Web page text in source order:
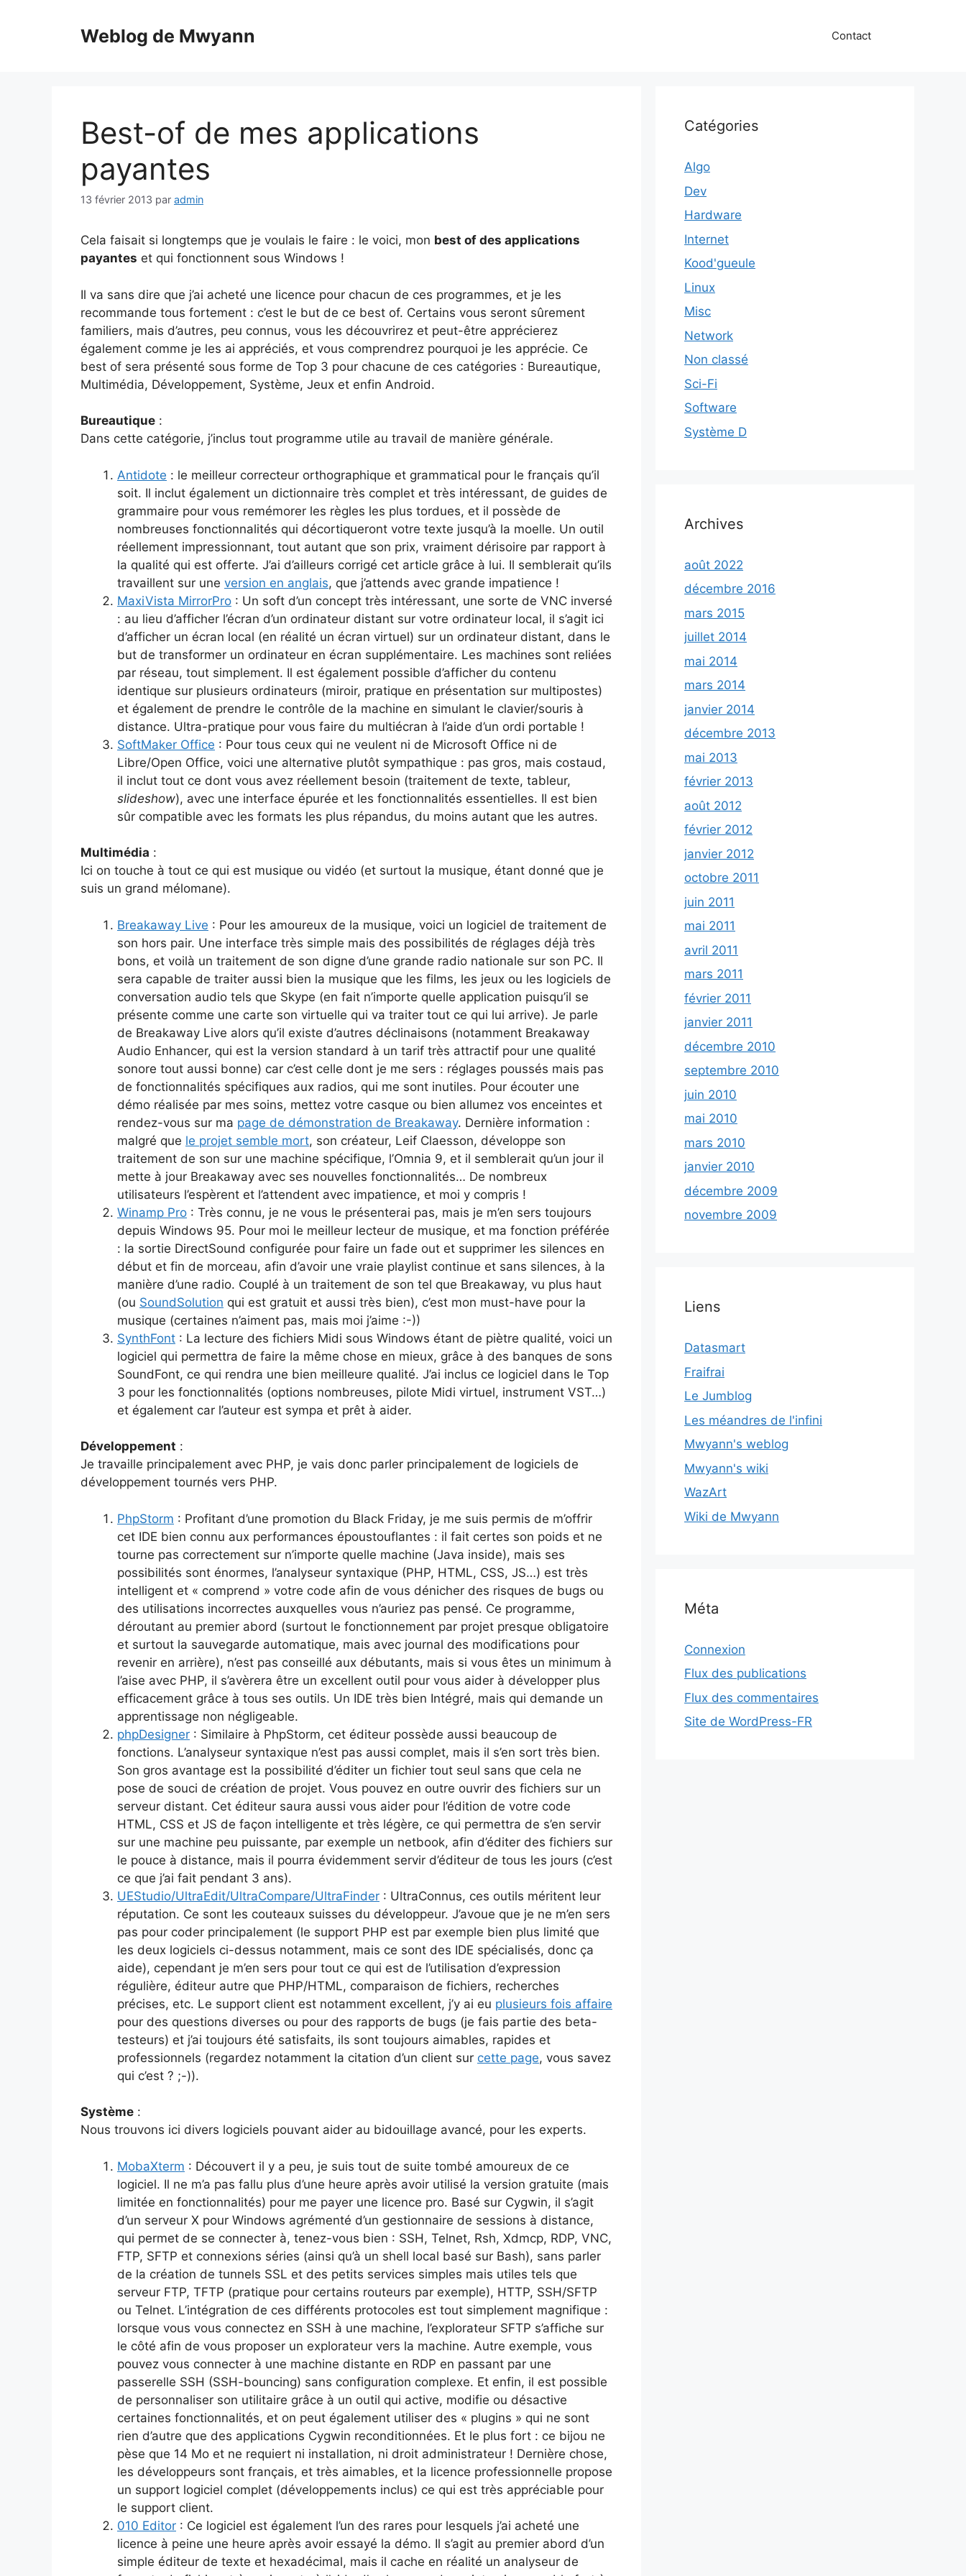
Weblog de Mwyann Contact
Best-of de mes applications
payantes
13 février 2013 par admin
Cela faisait si longtemps que je voulais le faire : le voici, mon best of des applications
payantes et qui fonctionnent sous Windows !
Il va sans dire que j’ai acheté une licence pour chacun de ces programmes, et je les
recommande tous fortement : c’est le but de ce best of. Certains vous seront sûrement
familiers, mais d’autres, peu connus, vous les découvrirez et peut-être apprécierez
également comme je les ai appréciés, et vous comprendrez pourquoi je les apprécie. Ce
best of sera présenté sous forme de Top 3 pour chacune de ces catégories : Bureautique,
Multimédia, Développement, Système, Jeux et enfin Android.
Bureautique :
Dans cette catégorie, j’inclus tout programme utile au travail de manière générale.
Antidote : le meilleur correcteur orthographique et grammatical pour le français qu’il
soit. Il inclut également un dictionnaire très complet et très intéressant, de guides de
grammaire pour vous remémorer les règles les plus tordues, et il possède de
nombreuses fonctionnalités qui décortiqueront votre texte jusqu’à la moelle. Un outil
réellement impressionnant, tout autant que son prix, vraiment dérisoire par rapport à
la qualité qui est offerte. J’ai d’ailleurs corrigé cet article grâce à lui. Il semblerait qu’ils
travaillent sur une version en anglais, que j’attends avec grande impatience !
MaxiVista MirrorPro : Un soft d’un concept très intéressant, une sorte de VNC inversé
: au lieu d’afficher l’écran d’un ordinateur distant sur votre ordinateur local, il s’agit ici
d’afficher un écran local (en réalité un écran virtuel) sur un ordinateur distant, dans le
but de transformer un ordinateur en écran supplémentaire. Les machines sont reliées
par réseau, tout simplement. Il est également possible d’afficher du contenu
identique sur plusieurs ordinateurs (miroir, pratique en présentation sur multipostes)
et également de prendre le contrôle de la machine en simulant le clavier/souris à
distance. Ultra-pratique pour vous faire du multiécran à l’aide d’un ordi portable !
SoftMaker Office : Pour tous ceux qui ne veulent ni de Microsoft Office ni de
Libre/Open Office, voici une alternative plutôt sympathique : pas gros, mais costaud,
il inclut tout ce dont vous avez réellement besoin (traitement de texte, tableur,
slideshow), avec une interface épurée et les fonctionnalités essentielles. Il est bien
sûr compatible avec les formats les plus répandus, du moins autant que les autres.
Multimédia :
Ici on touche à tout ce qui est musique ou vidéo (et surtout la musique, étant donné que je
suis un grand mélomane).
Breakaway Live : Pour les amoureux de la musique, voici un logiciel de traitement de
son hors pair. Une interface très simple mais des possibilités de réglages déjà très
bons, et voilà un traitement de son digne d’une grande radio nationale sur son PC. Il
sera capable de traiter aussi bien la musique que les films, les jeux ou les logiciels de
conversation audio tels que Skype (en fait n’importe quelle application puisqu’il se
présente comme une carte son virtuelle qui va traiter tout ce qui lui arrive). Je parle
de Breakaway Live alors qu’il existe d’autres déclinaisons (notamment Breakaway
Audio Enhancer, qui est la version standard à un tarif très attractif pour une qualité
sonore tout aussi bonne) car c’est celle dont je me sers : réglages poussés mais pas
de fonctionnalités spécifiques aux radios, qui me sont inutiles. Pour écouter une
démo réalisée par mes soins, mettez votre casque ou bien allumez vos enceintes et
rendez-vous sur ma page de démonstration de Breakaway. Dernière information :
malgré que le projet semble mort, son créateur, Leif Claesson, développe son
traitement de son sur une machine spécifique, l’Omnia 9, et il semblerait qu’un jour il
mette à jour Breakaway avec ses nouvelles fonctionnalités… De nombreux
utilisateurs l’espèrent et l’attendent avec impatience, et moi y compris !
Winamp Pro : Très connu, je ne vous le présenterai pas, mais je m’en sers toujours
depuis Windows 95. Pour moi le meilleur lecteur de musique, et ma fonction préférée
: la sortie DirectSound configurée pour faire un fade out et supprimer les silences en
début et fin de morceau, afin d’avoir une vraie playlist continue et sans silences, à la
manière d’une radio. Couplé à un traitement de son tel que Breakaway, vu plus haut
(ou SoundSolution qui est gratuit et aussi très bien), c’est mon must-have pour la
musique (certaines n’aiment pas, mais moi j’aime :-))
SynthFont : La lecture des fichiers Midi sous Windows étant de piètre qualité, voici un
logiciel qui permettra de faire la même chose en mieux, grâce à des banques de sons
SoundFont, ce qui rendra une bien meilleure qualité. J’ai inclus ce logiciel dans le Top
3 pour les fonctionnalités (options nombreuses, pilote Midi virtuel, instrument VST…)
et également car l’auteur est sympa et prêt à aider.
Développement :
Je travaille principalement avec PHP, je vais donc parler principalement de logiciels de
développement tournés vers PHP.
PhpStorm : Profitant d’une promotion du Black Friday, je me suis permis de m’offrir
cet IDE bien connu aux performances époustouflantes : il fait certes son poids et ne
tourne pas correctement sur n’importe quelle machine (Java inside), mais ses
possibilités sont énormes, l’analyseur syntaxique (PHP, HTML, CSS, JS…) est très
intelligent et « comprend » votre code afin de vous dénicher des risques de bugs ou
des utilisations incorrectes auxquelles vous n’auriez pas pensé. Ce programme,
déroutant au premier abord (surtout le fonctionnement par projet presque obligatoire
et surtout la sauvegarde automatique, mais avec journal des modifications pour
revenir en arrière), n’est pas conseillé aux débutants, mais si vous êtes un minimum à
l’aise avec PHP, il s’avèrera être un excellent outil pour vous aider à développer plus
efficacement grâce à tous ses outils. Un IDE très bien Intégré, mais qui demande un
apprentissage non négligeable.
phpDesigner : Similaire à PhpStorm, cet éditeur possède aussi beaucoup de
fonctions. L’analyseur syntaxique n’est pas aussi complet, mais il s’en sort très bien.
Son gros avantage est la possibilité d’éditer un fichier tout seul sans que cela ne
pose de souci de création de projet. Vous pouvez en outre ouvrir des fichiers sur un
serveur distant. Cet éditeur saura aussi vous aider pour l’édition de votre code
HTML, CSS et JS de façon intelligente et très légère, ce qui permettra de s’en servir
sur une machine peu puissante, par exemple un netbook, afin d’éditer des fichiers sur
le pouce à distance, mais il pourra évidemment servir d’éditeur de tous les jours (c’est
ce que j’ai fait pendant 3 ans).
UEStudio/UltraEdit/UltraCompare/UltraFinder : UltraConnus, ces outils méritent leur
réputation. Ce sont les couteaux suisses du développeur. J’avoue que je ne m’en sers
pas pour coder principalement (le support PHP est par exemple bien plus limité que
les deux logiciels ci-dessus notamment, mais ce sont des IDE spécialisés, donc ça
aide), cependant je m’en sers pour tout ce qui est de l’utilisation d’expression
régulière, éditeur autre que PHP/HTML, comparaison de fichiers, recherches
précises, etc. Le support client est notamment excellent, j’y ai eu plusieurs fois affaire
pour des questions diverses ou pour des rapports de bugs (je fais partie des beta-
testeurs) et j’ai toujours été satisfaits, ils sont toujours aimables, rapides et
professionnels (regardez notamment la citation d’un client sur cette page, vous savez
qui c’est ? ;-)).
Système :
Nous trouvons ici divers logiciels pouvant aider au bidouillage avancé, pour les experts.
MobaXterm : Découvert il y a peu, je suis tout de suite tombé amoureux de ce
logiciel. Il ne m’a pas fallu plus d’une heure après avoir utilisé la version gratuite (mais
limitée en fonctionnalités) pour me payer une licence pro. Basé sur Cygwin, il s’agit
d’un serveur X pour Windows agrémenté d’un gestionnaire de sessions à distance,
qui permet de se connecter à, tenez-vous bien : SSH, Telnet, Rsh, Xdmcp, RDP, VNC,
FTP, SFTP et connexions séries (ainsi qu’à un shell local basé sur Bash), sans parler
de la création de tunnels SSL et des petits services simples mais utiles tels que
serveur FTP, TFTP (pratique pour certains routeurs par exemple), HTTP, SSH/SFTP
ou Telnet. L’intégration de ces différents protocoles est tout simplement magnifique :
lorsque vous vous connectez en SSH à une machine, l’explorateur SFTP s’affiche sur
le côté afin de vous proposer un explorateur vers la machine. Autre exemple, vous
pouvez vous connecter à une machine distante en RDP en passant par une
passerelle SSH (SSH-bouncing) sans configuration complexe. Et enfin, il est possible
de personnaliser son utilitaire grâce à un outil qui active, modifie ou désactive
certaines fonctionnalités, et on peut également utiliser des « plugins » qui ne sont
rien d’autre que des applications Cygwin reconditionnées. Et le plus fort : ce bijou ne
pèse que 14 Mo et ne requiert ni installation, ni droit administrateur ! Dernière chose,
les développeurs sont français, et très aimables, et la licence professionnelle propose
un support logiciel complet (développements inclus) ce qui est très appréciable pour
le support client.
010 Editor : Ce logiciel est également l’un des rares pour lesquels j’ai acheté une
licence à peine une heure après avoir essayé la démo. Il s’agit au premier abord d’un
simple éditeur de texte et hexadécimal, mais il cache en réalité un analyseur de
Catégories
Algo
Dev
Hardware
Internet
Kood'gueule
Linux
Misc
Network
Non classé
Sci-Fi
Software
Système D
Archives
août 2022
décembre 2016
mars 2015
juillet 2014
mai 2014
mars 2014
janvier 2014
décembre 2013
mai 2013
février 2013
août 2012
février 2012
janvier 2012
octobre 2011
juin 2011
mai 2011
avril 2011
mars 2011
février 2011
janvier 2011
décembre 2010
septembre 2010
juin 2010
mai 2010
mars 2010
janvier 2010
décembre 2009
novembre 2009
Liens
Datasmart
Fraifrai
Le Jumblog
Les méandres de l'infini
Mwyann's weblog
Mwyann's wiki
WazArt
Wiki de Mwyann
Méta
Connexion
Flux des publications
Flux des commentaires
Site de WordPress-FR